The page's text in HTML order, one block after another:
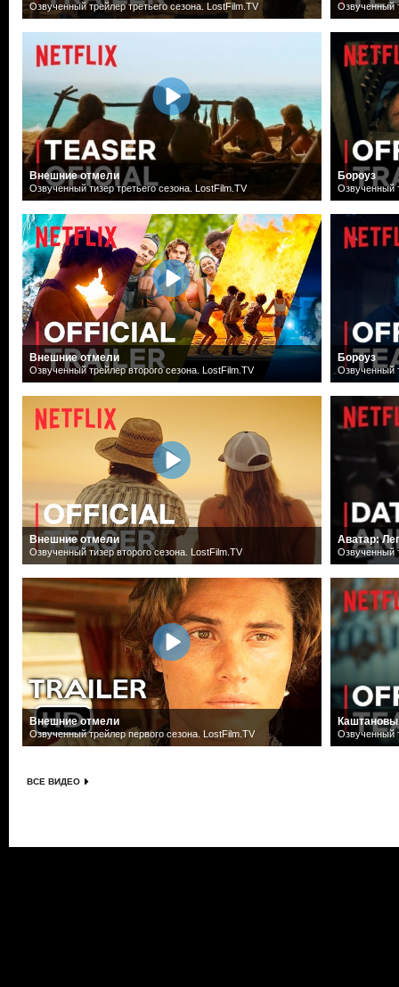
Озвученный трейлер третьего сезона. LostFilm.TV
Внешние отмели
Озвученный тизер третьего сезона. LostFilm.TV
Внешние отмели
Озвученный трейлер второго сезона. LostFilm.TV
Внешние отмели
Озвученный тизер второго сезона. LostFilm.TV
Внешние отмели
Озвученный трейлер первого сезона. LostFilm.TV
Озвученный
Бороуз
Озвученный
Бороуз
Озвученный
Аватар:
Озвученный
Озвученный
ВСЕ ВИДЕО